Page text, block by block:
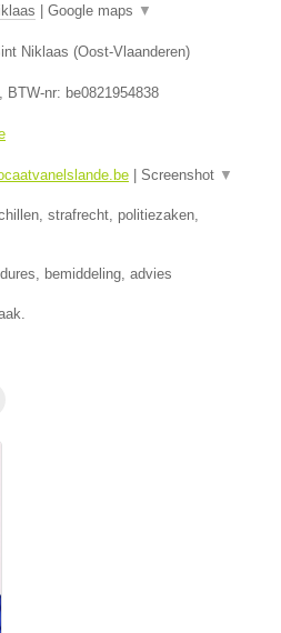
Google maps ▼
Niklaas (Oost-Vlaanderen)
, BTW-nr: be0821954838
Screenshot ▼
strafrecht, politiezaken,
bemiddeling, advies